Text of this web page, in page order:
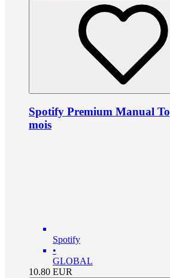
Spotify Premium Manual
mois
Spotify
•
GLOBAL
10.80 EUR